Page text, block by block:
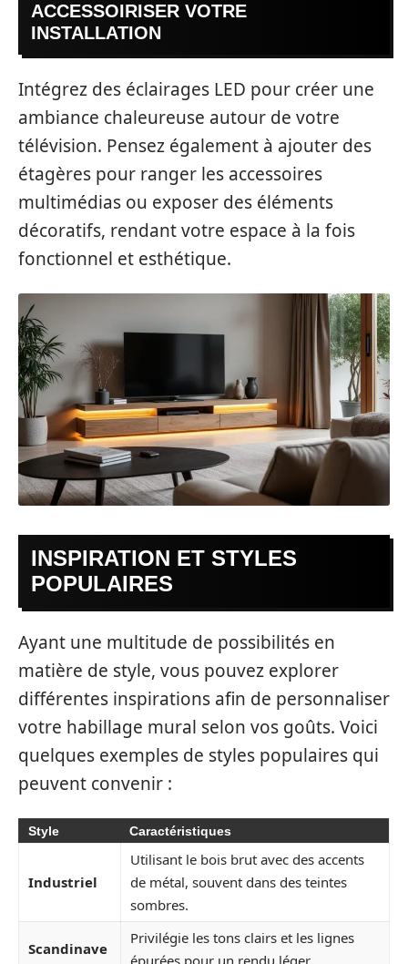
ACCESSOIRISER VOTRE
INSTALLATION
Intégrez des éclairages LED pour créer une
ambiance chaleureuse autour de votre
télévision. Pensez également à ajouter des
étagères pour ranger les accessoires
multimédias ou exposer des éléments
décoratifs, rendant votre espace à la fois
fonctionnel et esthétique.
INSPIRATION ET STYLES
POPULAIRES
Ayant une multitude de possibilités en
matière de style, vous pouvez explorer
différentes inspirations afin de personnaliser
votre habillage mural selon vos goûts. Voici
quelques exemples de styles populaires qui
peuvent convenir :
Style Caractéristiques
Industriel
Utilisant le bois brut avec des accents
de métal, souvent dans des teintes
sombres.
Scandinave
Privilégie les tons clairs et les lignes